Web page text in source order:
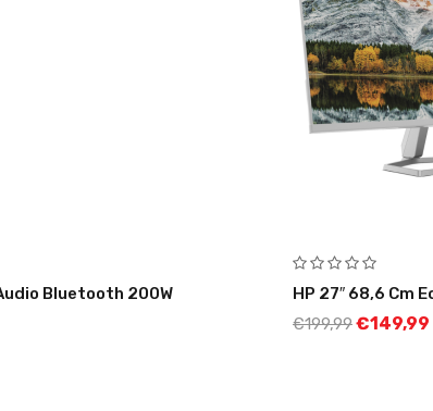
Bluetooth 200W
HP 27″ 68,6 Cm
€199,99€149,99